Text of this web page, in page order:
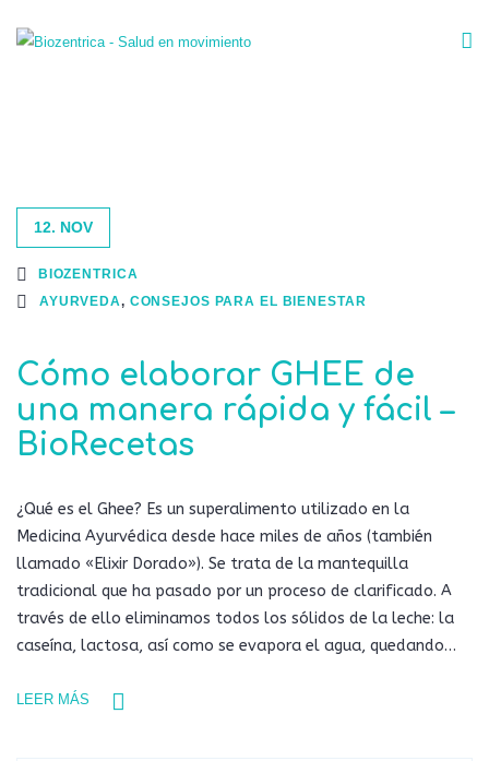
12. NOV
BIOZENTRICA
AYURVEDA, CONSEJOS PARA EL BIENESTAR
Cómo elaborar GHEE de
una manera rápida y fácil –
BioRecetas
¿Qué es el Ghee? Es un superalimento utilizado en la
Medicina Ayurvédica desde hace miles de años (también
llamado «Elixir Dorado»). Se trata de la mantequilla
tradicional que ha pasado por un proceso de clarificado. A
través de ello eliminamos todos los sólidos de la leche: la
caseína, lactosa, así como se evapora el agua, quedando…
LEER MÁS